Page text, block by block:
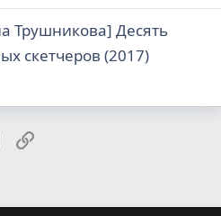
Трушникова] Десять
скетчеров (2017)
почта
Ссылка